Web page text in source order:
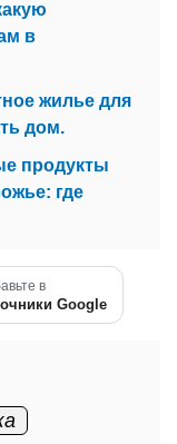
в
жилье для
дом.
продукты
где
в
Google